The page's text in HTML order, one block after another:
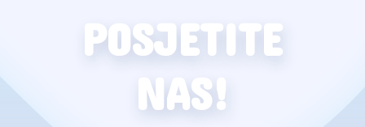
POSJETITE
NAS!